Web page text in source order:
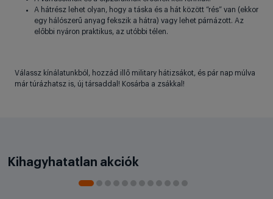
A hátrész lehet olyan, hogy a táska és a hát között “rés” van (ekkor
egy hálószerű anyag fekszik a hátra) vagy lehet párnázott. Az
előbbi nyáron praktikus, az utóbbi télen.
Válassz kínálatunkból, hozzád illő military hátizsákot, és pár nap múlva
már túrázhatsz is, új társaddal! Kosárba a zsákkal!
Kihagyhatatlan akciók